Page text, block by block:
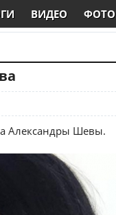
ВИДЕО ФОТО
Александры Шевы.